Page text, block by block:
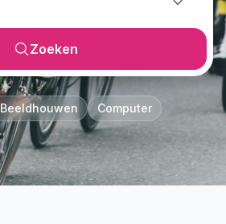
Zoeken
Beeldhouwen
Computer